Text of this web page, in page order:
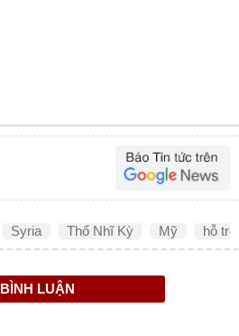
Syria Thổ Nhĩ Kỳ Mỹ hỗ
BÌNH LUẬN